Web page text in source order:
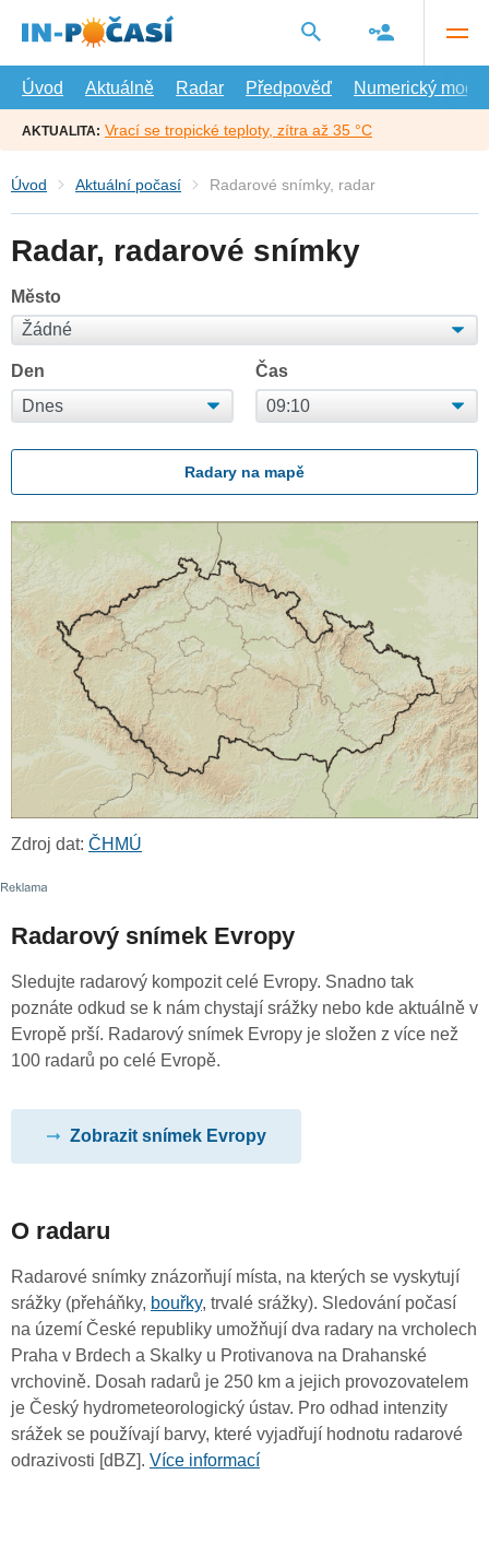
hlavní
Úvod
Aktuálně Radar Předpověď Numerický model
AKTUALITA: Vrací se tropické teploty, zítra až 35 °C
Úvod Aktuální počasí Radarové snímky, radar
Radar, radarové snímky
Město
Den Čas
Radary na mapě
Zdroj dat: ČHMÚ
Radarový snímek Evropy
Sledujte radarový kompozit celé Evropy. Snadno tak
poznáte odkud se k nám chystají srážky nebo kde aktuálně v
Evropě prší. Radarový snímek Evropy je složen z více než
100 radarů po celé Evropě.
Zobrazit snímek Evropy
O radaru
Radarové snímky znázorňují místa, na kterých se vyskytují
srážky (přeháňky, bouřky, trvalé srážky). Sledování počasí
na území České republiky umožňují dva radary na vrcholech
Praha v Brdech a Skalky u Protivanova na Drahanské
vrchovině. Dosah radarů je 250 km a jejich provozovatelem
je Český hydrometeorologický ústav. Pro odhad intenzity
srážek se používají barvy, které vyjadřují hodnotu radarové
odrazivosti [dBZ]. Více informací